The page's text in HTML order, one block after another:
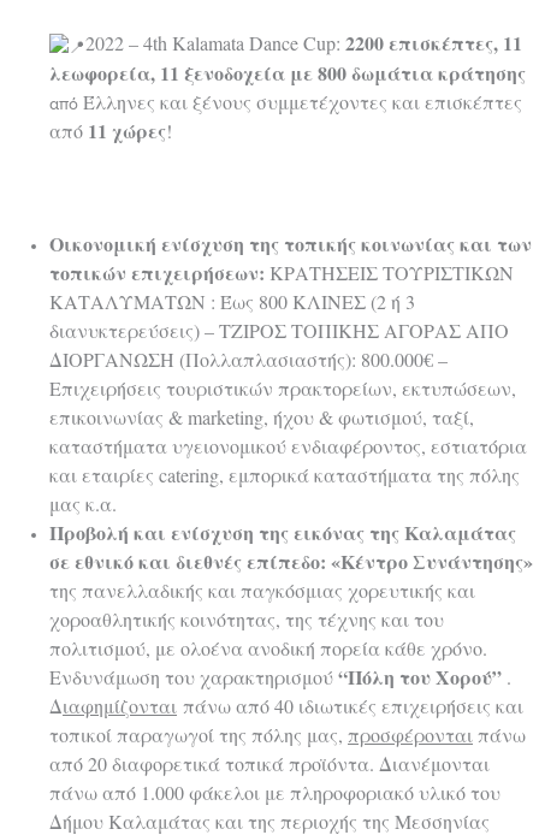
2022 – 4th Kalamata Dance Cup:2200 επισκέπτες, 11
λεωφορεία, 11 ξενοδοχεία με 800 δωμάτια κράτησης
απόΈλληνες και ξένους συμμετέχοντες και επισκέπτες
από 11 χώρες!
Οικονομική ενίσχυση της τοπικής κοινωνίας και των
τοπικών επιχειρήσεων: ΚΡΑΤΗΣΕΙΣ ΤΟΥΡΙΣΤΙΚΩΝ
ΚΑΤΑΛΥΜΑΤΩΝ : Έως 800 ΚΛΙΝΕΣ (2 ή 3
διανυκτερεύσεις) – ΤΖΙΡΟΣ ΤΟΠΙΚΗΣ ΑΓΟΡΑΣ ΑΠΟ
ΔΙΟΡΓΑΝΩΣΗ (Πολλαπλασιαστής): 800.000€ –
Επιχειρήσεις τουριστικών πρακτορείων, εκτυπώσεων,
επικοινωνίας & marketing, ήχου & φωτισμού, ταξί,
καταστήματα υγειονομικού ενδιαφέροντος, εστιατόρια
και εταιρίες catering, εμπορικά καταστήματα της πόλης
μας κ.α.
Προβολή και ενίσχυση της εικόνας της Καλαμάτας
σε εθνικό και διεθνές επίπεδο: «Κέντρο Συνάντησης»
της πανελλαδικής και παγκόσμιας χορευτικής και
χοροαθλητικής κοινότητας, της τέχνης και του
πολιτισμού, με ολοένα ανοδική πορεία κάθε χρόνο.
Ενδυνάμωση του χαρακτηρισμού“Πόλη του Χορού” .
Διαφημίζονται πάνω από 40 ιδιωτικές επιχειρήσεις και
τοπικοί παραγωγοί της πόλης μας,προσφέρονταιπάνω
από 20 διαφορετικά τοπικά προϊόντα. Διανέμονται
πάνω από 1.000 φάκελοι με πληροφοριακό υλικό του
Δήμου Καλαμάτας και της περιοχής της Μεσσηνίας